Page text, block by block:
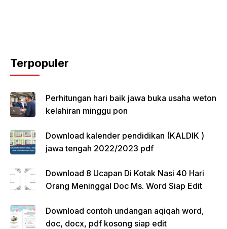
Terpopuler
Perhitungan hari baik jawa buka usaha weton
kelahiran minggu pon
Download kalender pendidikan (KALDIK )
jawa tengah 2022/2023 pdf
Download 8 Ucapan Di Kotak Nasi 40 Hari
Orang Meninggal Doc Ms. Word Siap Edit
Download contoh undangan aqiqah word,
doc, docx, pdf kosong siap edit